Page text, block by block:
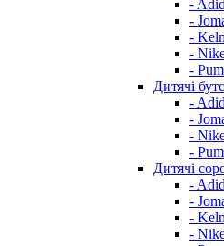
-
-
-
-
-
Дитячі
-
-
-
-
Дитячі
-
-
-
-